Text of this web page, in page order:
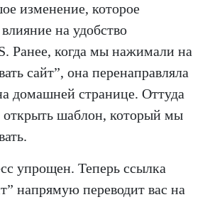
изменение, которое
на удобство
Ранее, когда мы нажимали на
сайт”, она перенаправляла
домашней странице. Оттуда
шаблон, который мы
упрощен. Теперь ссылка
напрямую переводит вас на